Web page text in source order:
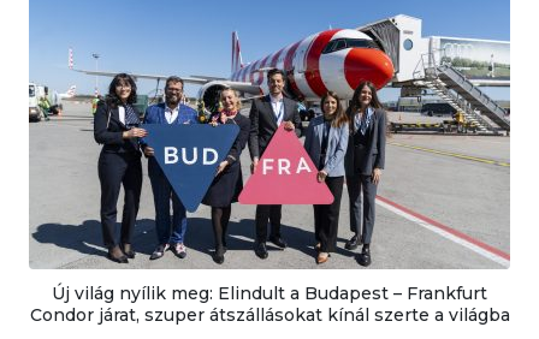
Új világ nyílik meg: Elindult a Budapest – Frankfurt
Condor járat, szuper átszállásokat kínál szerte a világba